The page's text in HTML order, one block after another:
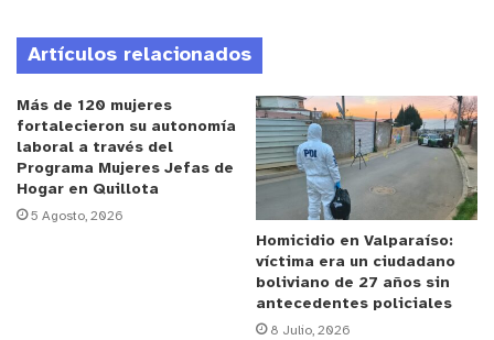
que enfrenta el territorio, destacando la necesidad
de impulsar la innovación, el emprendimiento y la
diversificación productiva como ejes clave para el
crecimiento sostenible.
El gobernador regional, Rodrigo Mundaca destacó
la importancia de avanzar en una agenda conjunta
que permita responder a las necesidades
productivas del territorio, enfatizando el
Artículos relacionados
Más de 120 mujeres
fortalecieron su autonomía
laboral a través del
Programa Mujeres Jefas de
Hogar en Quillota
5 Agosto, 2026
Homicidio en Valparaíso:
víctima era un ciudadano
boliviano de 27 años sin
antecedentes policiales
8 Julio, 2026